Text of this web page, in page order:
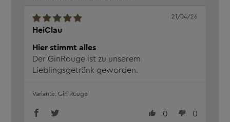
HeiClau
21/04/26
Hier stimmt alles
Der GinRouge ist zu unserem
Lieblingsgetränk geworden.
0 0
Gin Rouge